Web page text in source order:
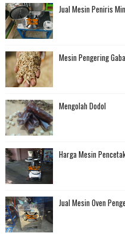
Jual Mesin Peniris
Mesin Pengering
Mengolah Dodol
Harga Mesin
Jual Mesin Oven